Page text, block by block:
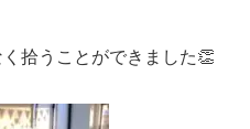
拾うことができました👏